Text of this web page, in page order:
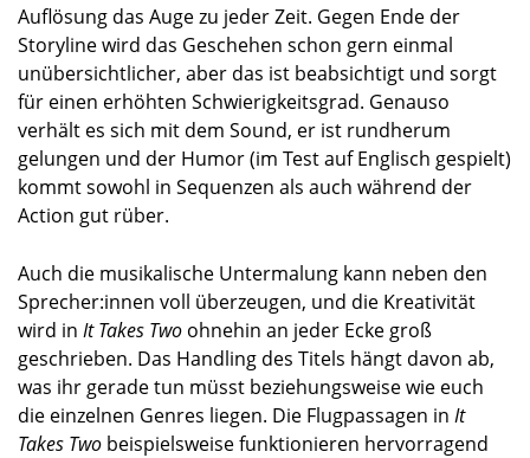
Auflösung das Auge zu jeder Zeit. Gegen Ende der
Storyline wird das Geschehen schon gern einmal
unübersichtlicher, aber das ist beabsichtigt und sorgt
für einen erhöhten Schwierigkeitsgrad. Genauso
verhält es sich mit dem Sound, er ist rundherum
gelungen und der Humor (im Test auf Englisch gespielt)
kommt sowohl in Sequenzen als auch während der
Action gut rüber.
Auch die musikalische Untermalung kann neben den
Sprecher:innen voll überzeugen, und die Kreativität
wird in It Takes Two ohnehin an jeder Ecke groß
geschrieben. Das Handling des Titels hängt davon ab,
was ihr gerade tun müsst beziehungsweise wie euch
die einzelnen Genres liegen. Die Flugpassagen in It
Takes Two beispielsweise funktionieren hervorragend